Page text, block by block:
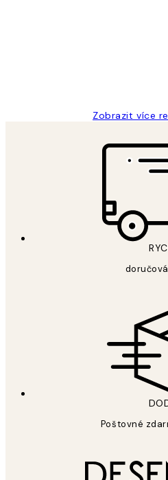
Zobrazit více
Poštovné